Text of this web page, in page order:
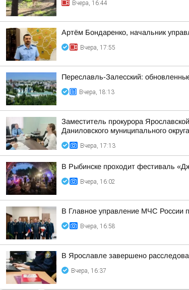
Вчера, 16:44
Артём Бондаренко, начальник
Вчера, 17:55
Переславль-Залесский:
Вчера, 18:13
Заместитель прокурора
Даниловского муниципального
Вчера, 17:13
В Рыбинске проходит фестиваль
Вчера, 16:02
В Главное управление МЧС России
Вчера, 16:58
В Ярославле завершено
Вчера, 16:37